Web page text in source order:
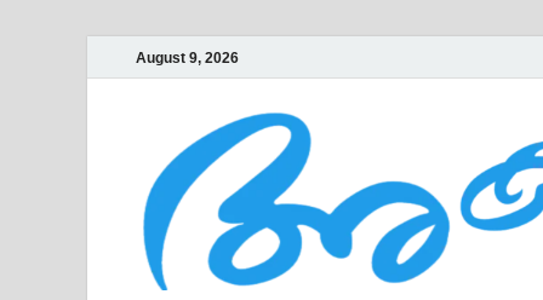
August 9, 2026